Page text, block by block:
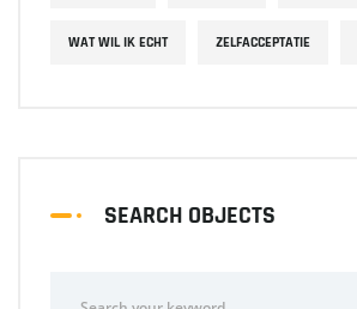
WAT WIL IK ECHT ZELFACCEPTATIE
SEARCH OBJECTS